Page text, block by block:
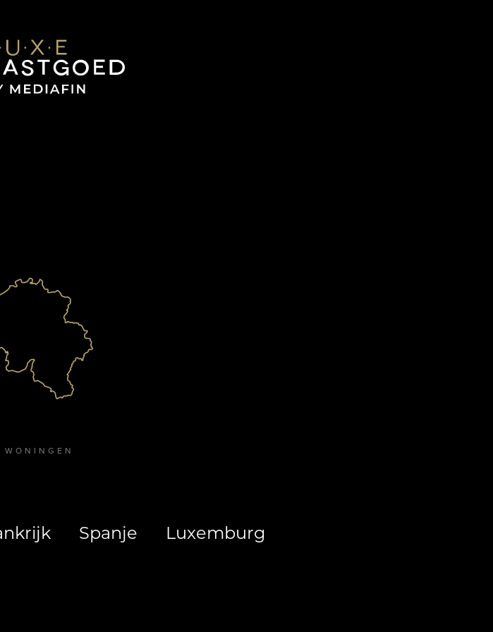
WONINGEN
Spanje Luxemburg